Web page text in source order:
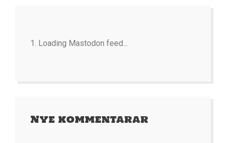
Loading Mastodon feed...
Nye kommentarar